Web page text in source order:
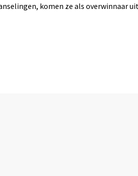
komen ze als overwinnaar